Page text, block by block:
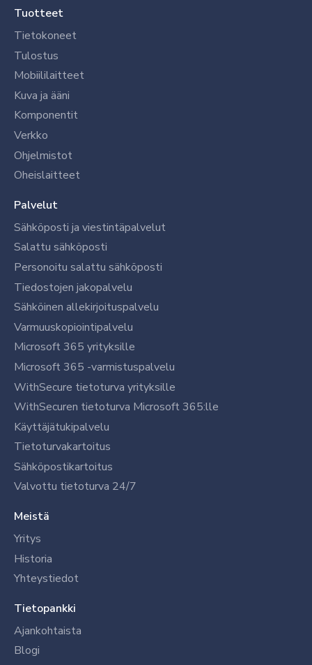
Tuotteet
Tietokoneet
Tulostus
Mobiililaitteet
Kuva ja ääni
Komponentit
Verkko
Ohjelmistot
Oheislaitteet
Palvelut
Sähköposti ja viestintäpalvelut
Salattu sähköposti
Personoitu salattu sähköposti
Tiedostojen jakopalvelu
Sähköinen allekirjoituspalvelu
Varmuuskopiointipalvelu
Microsoft 365 yrityksille
Microsoft 365 -varmistuspalvelu
WithSecure tietoturva yrityksille
WithSecuren tietoturva Microsoft 365:lle
Käyttäjätukipalvelu
Tietoturvakartoitus
Sähköpostikartoitus
Valvottu tietoturva 24/7
Meistä
Yritys
Historia
Yhteystiedot
Tietopankki
Ajankohtaista
Blogi